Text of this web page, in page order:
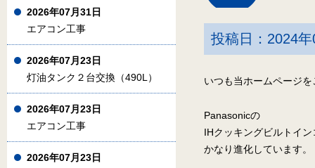
投稿日：2024
いつも当ホームページ
Panasonicの
IHクッキングビルトイ
かなり進化しています。
2026年07月31日
エアコン工事
2026年07月23日
灯油タンク２台交換（490L）
2026年07月23日
エアコン工事
2026年07月23日